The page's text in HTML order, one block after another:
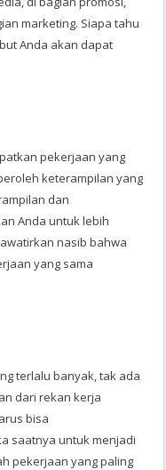
marketing. Siapa tahu
Anda akan dapat
pekerjaan yang
keterampilan yang
dan
Anda untuk lebih
nasib bahwa
yang sama
terlalu banyak, tak ada
dari rekan kerja
bisa
saatnya untuk menjadi
pekerjaan yang paling